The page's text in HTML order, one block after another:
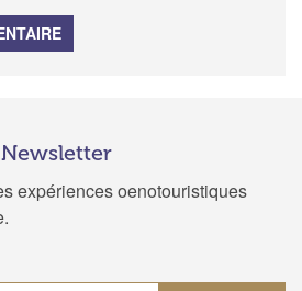
Newsletter
expériences oenotouristiques